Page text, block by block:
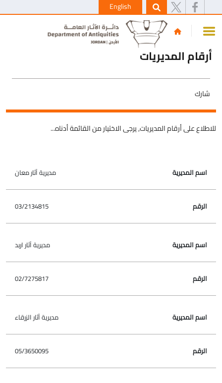
English
أرقام المديريات
شارك
للاطلاع على أرقام المديريات, يرجى الاختيار من القائمة أدناه...
اسم المديرية مديرية آثار معان
03/2134815
مديرية آثار اربد
02/7275817
مديرية آثار الزرقاء
05/3650095